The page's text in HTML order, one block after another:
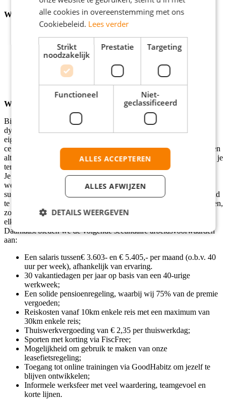
Wat vragen wij van jou
Minimaal 5 jaar werkervaring als verpleegkundige;
Affiniteit met kwaliteit, beleid en procesoptimalisatie;
Goede beheersing van de Nederlandse én Engelse taal;
Beschikbaarheid van minimaal 32 uur per week;
Ervaring met MS Office en bij voorkeur CRM-systemen.
Wat bieden wij jou
Bij Bosman & MediReva bieden we een professionele en
dynamische werkomgeving, waar je volop de ruimte krijgt om je
eigen inbreng en ideeën te delen. Ontwikkeling staat bij ons
centraal, zowel op persoonlijk als op professioneel vlak. Wij streven
altijd naar het hoogst mogelijke kwaliteitsniveau en die ambitie zie je
terug in alles wat we doen.
Je wordt deel van een hecht team met een aanstekelijk en positief
werkklimaat, waarin we samen mooie prestaties neerzetten en die
successen ook met elkaar vieren. Om het gevoel van saamhorigheid
te versterken, organiseren we regelmatig diverse leuke evenementen,
zodat we niet alleen tijdens het werk, maar ook daarbuiten voor
elkaar klaarstaan.
Daarnaast bieden we de volgende secundaire arbeidsvoorwaarden
aan:
Een salaris tussen€ 3.603- en € 5.405,- per maand (o.b.v. 40
uur per week), afhankelijk van ervaring.
30 vakantiedagen per jaar op basis van een 40-urige
werkweek;
Een solide pensioenregeling, waarbij wij 75% van de premie
vergoeden;
Reiskosten vanaf 10km enkele reis met een maximum van
30km enkele reis;
Thuiswerkvergoeding van € 2,35 per thuiswerkdag;
Sporten met korting via FiscFree;
Mogelijkheid om gebruik te maken van onze
leasefietsregeling;
Toegang tot online trainingen via GoodHabitz om jezelf te
blijven ontwikkelen;
Informele werksfeer met veel waardering, teamgevoel en
korte lijnen.
alle cookies in overeenstemming met ons
Cookiebeleid. Lees verder
Strikt
noodzakelijk
Prestatie Targeting
Functioneel
Niet-
geclassificeerd
ALLES ACCEPTEREN
ALLES AFWIJZEN
DETAILS WEERGEVEN